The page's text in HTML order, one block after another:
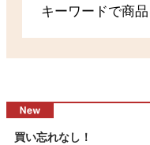
買い忘れなし！